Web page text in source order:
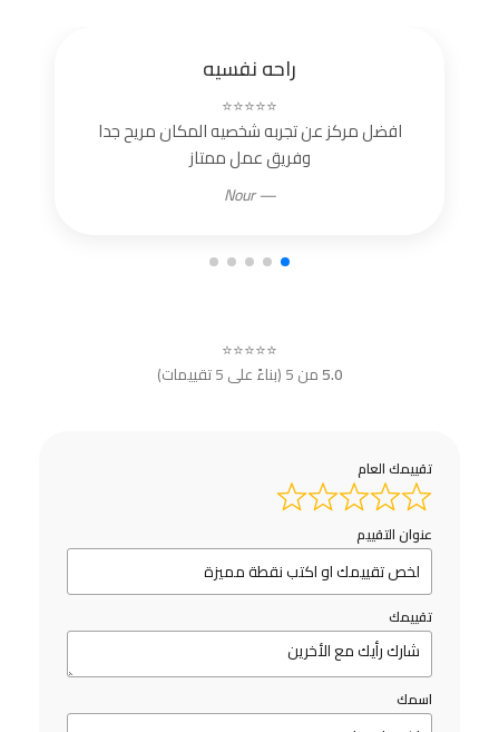
راحه نفسيه
⭐⭐⭐⭐⭐
افضل مركز عن تجربه شخصيه المكان مريح جدا
وفريق عمل ممتاز
— Nour
⭐⭐⭐⭐⭐
5.0من 5 (بناءً على 5 تقييمات)
تقييمك العام
عنوان التقييم
تقييمك
اسمك